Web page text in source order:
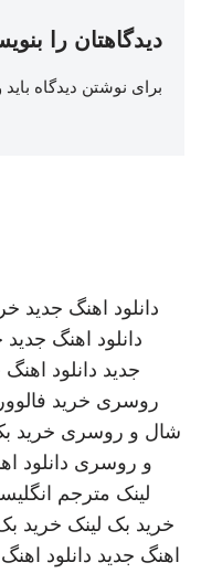
دیدگاهتان را
برای نوشتن دیدگاه باید
دانلود اهنگ جدید
دانلود اهنگ جدید
جدید دانلود
روسری خرید
شال و روسری خرید
و روسری دانلود
لینک مترجم
خرید بک لینک خرید
اهنگ جدید دانلود